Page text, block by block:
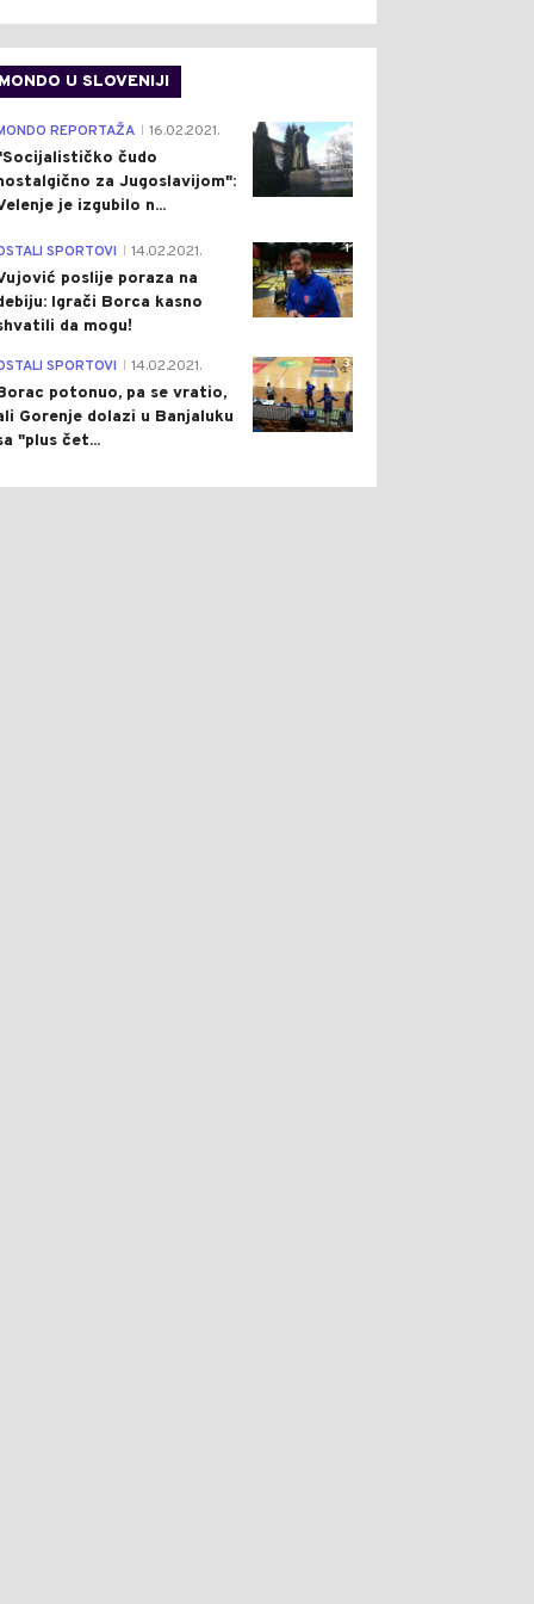
MONDO U SLOVENIJI
4
REPORTAŽA 16.02.2021.
čudo
za Jugoslavijom":
je izgubilo n...
1
SPORTOVI 14.02.2021.
poslije poraza na
Igrači Borca kasno
da mogu!
3
SPORTOVI 14.02.2021.
potonuo, pa se vratio,
Gorenje dolazi u Banjaluku
"plus čet...